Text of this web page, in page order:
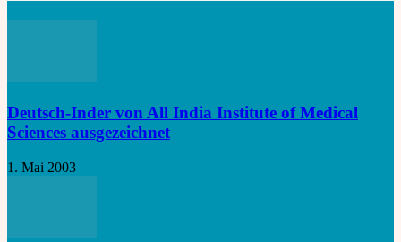
Deutsch-Inder von All India Institute of Medical
Sciences ausgezeichnet
1. Mai 2003